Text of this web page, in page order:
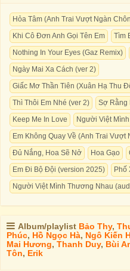
Hỏa Tâm (Anh Trai Vượt Ngàn
Khi Cô Đơn Anh Gọi Tên Em
Tìm
Nothing In Your Eyes (Gaz Remix)
Ngày Mai Xa Cách (ver 2)
Giấc Mơ Thần Tiên (Xuân Hạ Thu
Thì Thôi Em Nhé (ver 2)
Sợ Rằng
Keep Me In Love
Người Việt
Em Không Quay Về (Anh Trai Vượt
Đủ Nắng, Hoa Sẽ Nở
Hoa Gạo
Em Đi Bộ Đội (version 2025)
Phố
Người Việt Mình Thương Nhau
Album/playlist Bảo Thy,
Phúc, Hồ Ngọc Hà, Ngô Kiến
Mai Hương, Thanh Duy, Bùi
Tôn, Erik